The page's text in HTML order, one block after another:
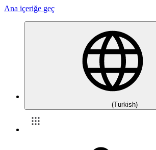
Ana içeriğe geç
(Turkish)